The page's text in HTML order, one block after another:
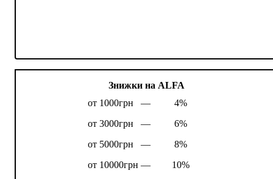
Знижки на ALFA
от 1000грн —
4%
от 3000грн —
6%
от 5000грн —
8%
от 10000грн —
10%